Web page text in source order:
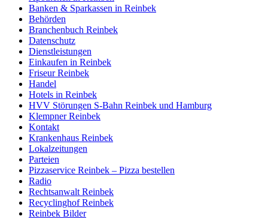
Banken & Sparkassen in Reinbek
Behörden
Branchenbuch Reinbek
Datenschutz
Dienstleistungen
Einkaufen in Reinbek
Friseur Reinbek
Handel
Hotels in Reinbek
HVV Störungen S-Bahn Reinbek und Hamburg
Klempner Reinbek
Kontakt
Krankenhaus Reinbek
Lokalzeitungen
Parteien
Pizzaservice Reinbek – Pizza bestellen
Radio
Rechtsanwalt Reinbek
Recyclinghof Reinbek
Reinbek Bilder